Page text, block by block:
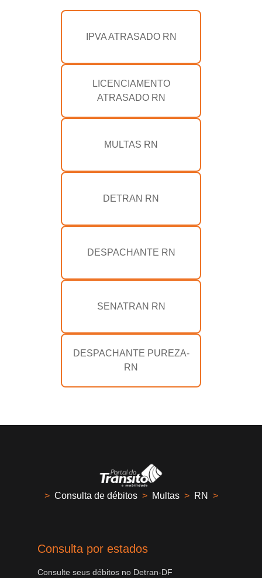
IPVA ATRASADO RN
LICENCIAMENTO
ATRASADO RN
MULTAS RN
DETRAN RN
DESPACHANTE RN
SENATRAN RN
DESPACHANTE PUREZA-
RN
> Consulta de débitos > Multas > RN >
Consulta por estados
Consulte seus débitos no Detran-DF